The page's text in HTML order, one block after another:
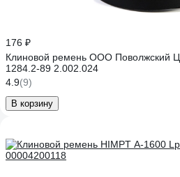
176 ₽
Клиновой ремень ООО Поволжский
1284.2-89 2.002.024
4.9(9)
В корзину